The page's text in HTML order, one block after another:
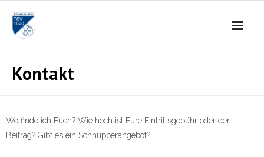
content
Kontakt
Wo finde ich Euch? Wie hoch ist Eure Eintrittsgebühr oder der
Beitrag? Gibt es ein Schnupperangebot?